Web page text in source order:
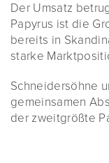
Der Umsatz
Papyrus ist die
bereits in
starke
Schneidersöhne
gemeinsamen
der zweitgrößte